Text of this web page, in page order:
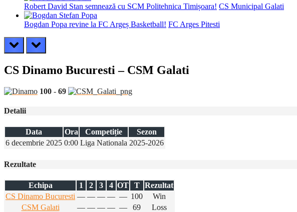
Robert David Stan semnează cu SCM Politehnica Timișoara! CS Municipal Galati
Bogdan Popa revine la FC Argeș Basketball! FC Arges Pitesti
prev next
CS Dinamo Bucuresti – CSM Galati
100 - 69
Detalii
Data Ora Competiție
Sezon
6 decembrie 2025 0:00 Liga Nationala 2025-2026
Rezultate
Echipa 1 2 3 4 OT T
Rezultat
CS Dinamo Bucuresti — — — — — 100
Win
CSM Galati
— — — — — 69 Loss